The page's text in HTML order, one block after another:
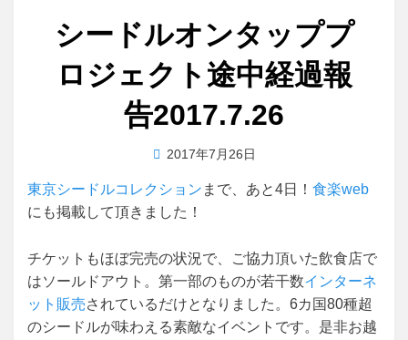
シードルオンタッププ
ロジェクト途中経過報
告2017.7.26
投稿者master
投
日:
2017年7月26日
東京シードルコレクション まで、あと4日！ 食楽web
にも掲載して頂きました！
チケットもほぼ完売の状況で、ご協力頂いた飲食店で
はソールドアウト。第一部のものが若干数インターネ
ット販売されているだけとなりました。6カ国80種超
のシードルが味わえる素敵なイベントです。是非お越